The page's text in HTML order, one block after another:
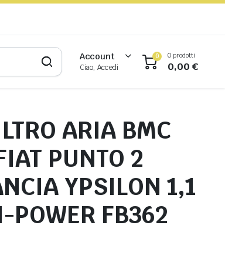
Account
Ciao, Accedi
0 0 prodotti
0,00€
ARIA BMC
PUNTO 2
YPSILON 1,1
POWER FB362